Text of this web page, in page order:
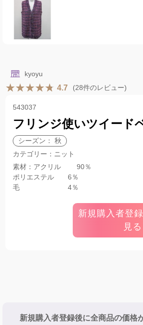
kyoyu
4.7 (28件のレビュー)
543037
フリンジ使いツイード
シーズン： 秋
カテゴリー：ニット
素材：アクリル 90％
ポリエステル 6％
毛 4％
新規購入者登
見る
新規購入者登録後に全商品の価格